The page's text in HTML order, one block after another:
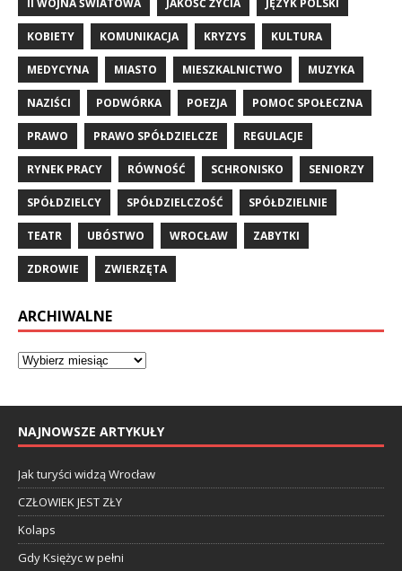
II WOJNA ŚWIATOWA JAKOŚĆ ŻYCIA JĘZYK POLSKI
KOBIETY KOMUNIKACJA KRYZYS KULTURA
MEDYCYNA MIASTO MIESZKALNICTWO MUZYKA
NAZIŚCI PODWÓRKA POEZJA POMOC SPOŁECZNA
PRAWO PRAWO SPÓŁDZIELCZE REGULACJE
RYNEK PRACY RÓWNOŚĆ SCHRONISKO SENIORZY
SPÓŁDZIELCY SPÓŁDZIELCZOŚĆ SPÓŁDZIELNIE
TEATR UBÓSTWO WROCŁAW ZABYTKI
ZDROWIE ZWIERZĘTA
ARCHIWALNE
NAJNOWSZE ARTYKUŁY
Jak turyści widzą Wrocław
CZŁOWIEK JEST ZŁY
Kolaps
Gdy Księżyc w pełni